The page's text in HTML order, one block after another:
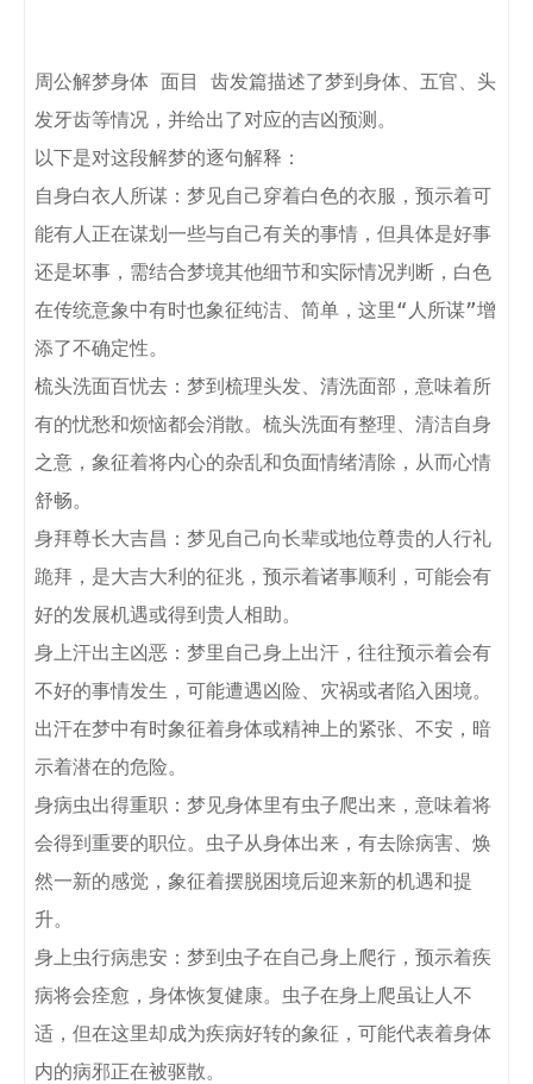
周公解梦身体 面目 齿发篇描述了梦到身体、五官、头
发牙齿等情况，并给出了对应的吉凶预测。
以下是对这段解梦的逐句解释：
自身白衣人所谋：梦见自己穿着白色的衣服，预示着可
能有人正在谋划一些与自己有关的事情，但具体是好事
还是坏事，需结合梦境其他细节和实际情况判断，白色
在传统意象中有时也象征纯洁、简单，这里“人所谋”增
添了不确定性。
梳头洗面百忧去：梦到梳理头发、清洗面部，意味着所
有的忧愁和烦恼都会消散。梳头洗面有整理、清洁自身
之意，象征着将内心的杂乱和负面情绪清除，从而心情
舒畅。
身拜尊长大吉昌：梦见自己向长辈或地位尊贵的人行礼
跪拜，是大吉大利的征兆，预示着诸事顺利，可能会有
好的发展机遇或得到贵人相助。
身上汗出主凶恶：梦里自己身上出汗，往往预示着会有
不好的事情发生，可能遭遇凶险、灾祸或者陷入困境。
出汗在梦中有时象征着身体或精神上的紧张、不安，暗
示着潜在的危险。
身病虫出得重职：梦见身体里有虫子爬出来，意味着将
会得到重要的职位。虫子从身体出来，有去除病害、焕
然一新的感觉，象征着摆脱困境后迎来新的机遇和提
升。
身上虫行病患安：梦到虫子在自己身上爬行，预示着疾
病将会痊愈，身体恢复健康。虫子在身上爬虽让人不
适，但在这里却成为疾病好转的象征，可能代表着身体
内的病邪正在被驱散。